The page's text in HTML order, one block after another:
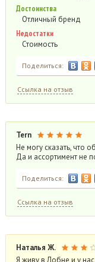
Достоинства
Отличный бренд
Недостатки
Стоимость
Поделиться:
Ссылка на отзыв
Tern
Не могу сказать, что
Да и ассортимент не
Поделиться:
Ссылка на отзыв
Наталья Ж.
Я живу в Лобне и у